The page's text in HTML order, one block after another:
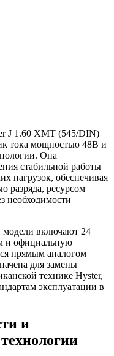
J 1.60 XMT (545/DIN)
тока мощностью 48В и
Она
стабильной работы
нагрузок, обеспечивая
разряда, ресурсом
необходимости
модели включают 24
и официальную
прямым аналогом
для замены
технике Hyster,
эксплуатации в
и